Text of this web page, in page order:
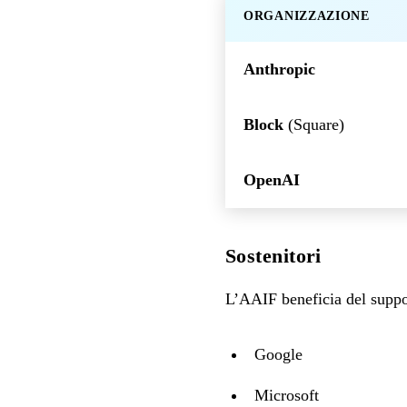
ORGANIZZAZIONE
Anthropic
Block (Square)
OpenAI
Sostenitori
L’AAIF beneficia del
Google
Microsoft